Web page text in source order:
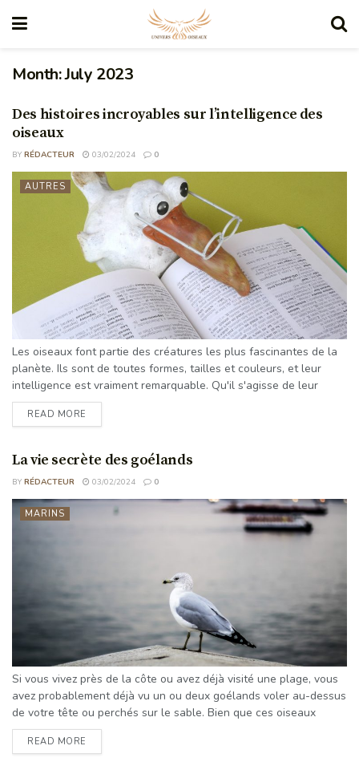
Month:July 2023
Des histoires incroyables sur l’intelligence des
oiseaux
BY RÉDACTEUR 03/02/2024 0
AUTRES
Les oiseaux font partie des créatures les plus fascinantes de la
planète. Ils sont de toutes formes, tailles et couleurs, et leur
intelligence est vraiment remarquable. Qu'il s'agisse de leur
capacité à parcourir de longues distances sans se perdre ou de
leur incroyable capacité à résoudre des problèmes, les oiseaux
d'apprendre de nouvelles choses, d'utiliser ...
READ MORE
La vie secrète des goélands
BY RÉDACTEUR 03/02/2024 0
MARINS
Si vous vivez près de la côte ou avez déjà visité une plage, vous
avez probablement déjà vu un ou deux goélands voler au-dessus
de votre tête ou perchés sur le sable. Bien que ces oiseaux
puissent sembler banals, ils ont en fait une vie secrète
fascinante que la plupart des gens ignorent. Comprendre leur
READ MORE